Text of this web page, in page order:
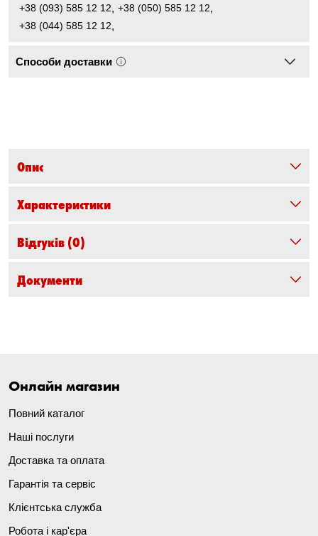
+38 (093) 585 12 12, +38 (050) 585 12 12,
+38 (044) 585 12 12,
Способи доставки
Опис
Характеристики
Відгуків (0)
Документи
Онлайн магазин
Повний каталог
Наші послуги
Доставка та оплата
Гарантія та сервіс
Клієнтська служба
Робота і кар'єра